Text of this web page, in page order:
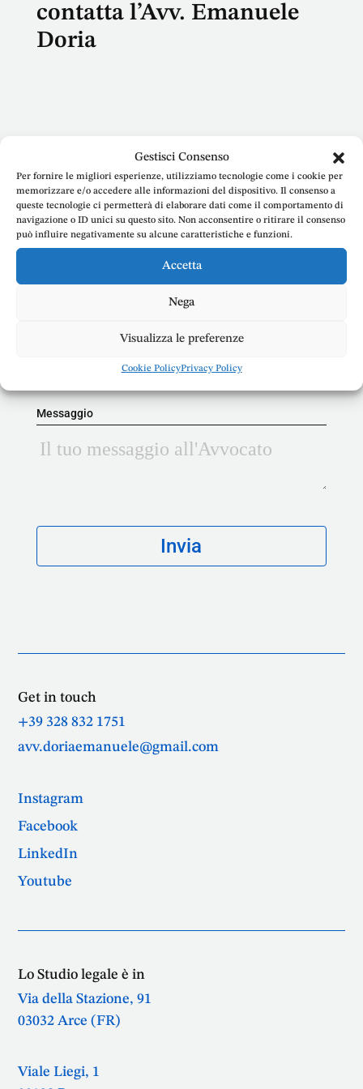
Gestisci Consenso
Per fornire le migliori esperienze, utilizziamo tecnologie come i cookie per
memorizzare e/o accedere alle informazioni del dispositivo. Il consenso a
queste tecnologie ci permetterà di elaborare dati come il comportamento di
navigazione o ID unici su questo sito. Non acconsentire o ritirare il consenso
può influire negativamente su alcune caratteristiche e funzioni.
Accetta
Nega
Visualizza le preferenze
Cookie PolicyPrivacy Policy
contatta l’Avv. Emanuele
Doria
E-mail
Messaggio
Get in touch
+39 328 832 1751
avv.doriaemanuele@gmail.com
Instagram
Facebook
LinkedIn
Youtube
Lo Studio legale è in
Via della Stazione, 91
03032 Arce (FR)
Viale Liegi, 1